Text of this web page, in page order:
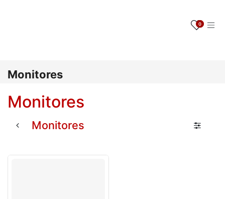
0
Monitores
Monitores
Monitores